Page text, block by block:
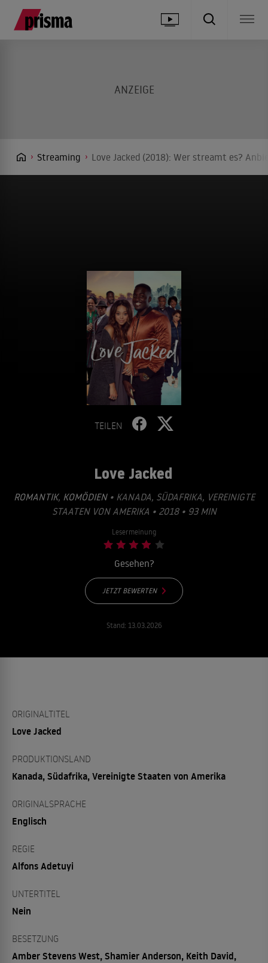
Streaming Love Jacked (2018): Wer streamt es?
TEILEN
Love Jacked
ROMANTIK, KOMÖDIEN• KANADA, SÜDAFRIKA, VEREINIGTE
STAATEN VON AMERIKA • 2018 • 93 MIN
Lesermeinung
Gesehen?
JETZT BEWERTEN
Stand: 13.03.2026
ORIGINALTITEL
Love Jacked
PRODUKTIONSLAND
Kanada, Südafrika, Vereinigte Staaten von Amerika
ORIGINALSPRACHE
Englisch
REGIE
Alfons Adetuyi
UNTERTITEL
Nein
BESETZUNG
Amber Stevens West, Shamier Anderson, Keith David,